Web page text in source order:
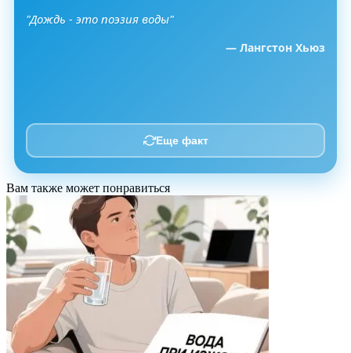
"Дождь - это поэзия воды"
— Лангстон Хьюз
Еще факт
Вам также может понравиться